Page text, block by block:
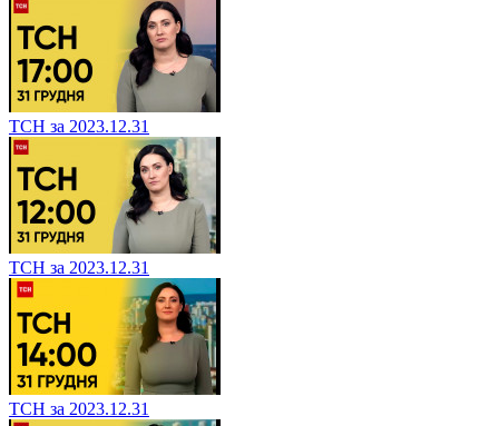
ТСН за 2023.12.31
ТСН за 2023.12.31
ТСН за 2023.12.31